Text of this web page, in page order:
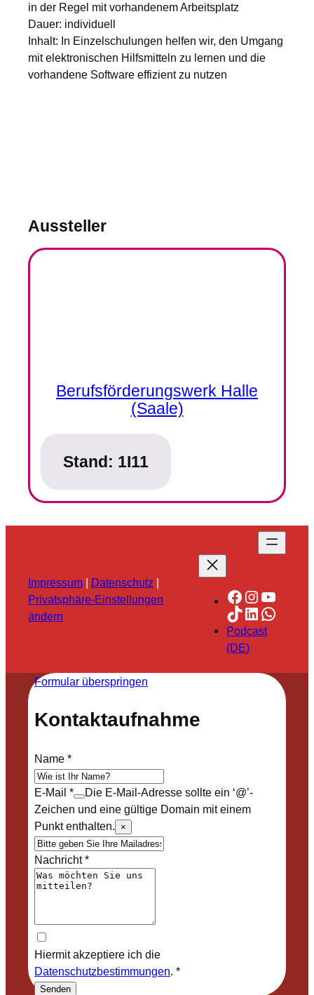
in der Regel mit vorhandenem Arbeitsplatz
Dauer: individuell
Inhalt: In Einzelschulungen helfen wir, den Umgang
mit elektronischen Hilfsmitteln zu lernen und die
vorhandene Software effizient zu nutzen
Aussteller
Berufsförderungswerk Halle
(Saale)
Stand: 1I11
Impressum | Datenschutz |
Privatsphäre-Einstellungen
ändern
Facebook
TikTok
LinkedIn
Podcast
(DE)
Formular überspringen
Kontaktaufnahme
Name*
E-Mail *
Die E-Mail-Adresse sollte ein ‘@’-
Zeichen und eine gültige Domain mit einem
Punkt enthalten.
×
Nachricht*
Hiermit akzeptiere ich die
Datenschutzbestimmungen. *
Senden